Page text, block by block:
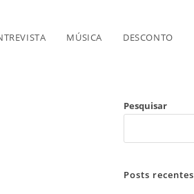
MÚSICA DESCONTO
Pesquisar
Posts recentes